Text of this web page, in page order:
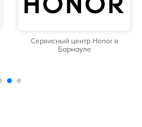
Сервисный центр Honor в
Барнауле